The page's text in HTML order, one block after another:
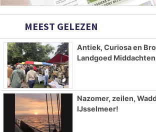
MEEST GELEZEN
Antiek, Curiosa en
Landgoed Middachten
Nazomer, zeilen,
IJsselmeer!